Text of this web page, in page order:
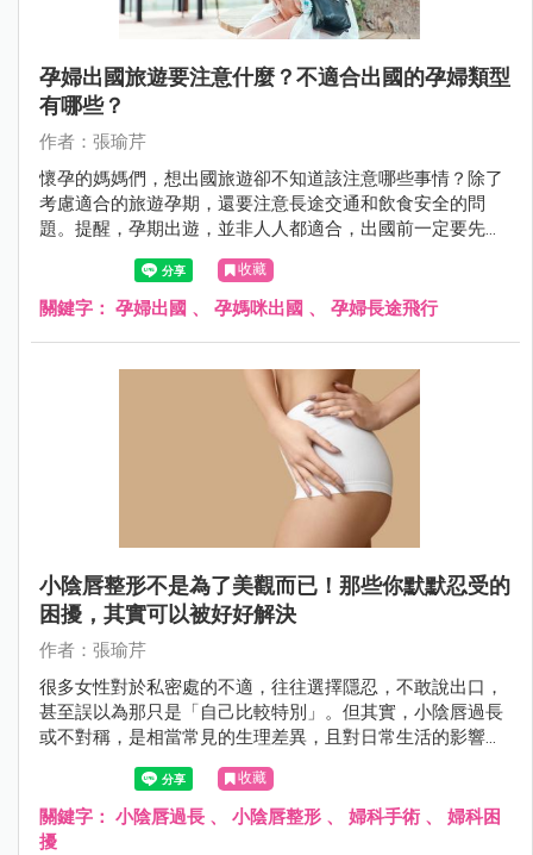
孕婦出國旅遊要注意什麼？不適合出國的孕婦類型
有哪些？
作者：張瑜芹
懷孕的媽媽們，想出國旅遊卻不知道該注意哪些事情？除了
考慮適合的旅遊孕期，還要注意長途交通和飲食安全的問
題。提醒，孕期出遊，並非人人都適合，出國前一定要先請
醫師評估自己的狀況是否適合出國，母胎安全才應為首要考
量。萬一在國外發生身體不適要緊急就醫，又該準備哪些東
西？孕婦出國需要帶媽媽手冊嗎？這篇文章由婦產科張瑜芹
收藏
關鍵字： 孕婦出國 、 孕媽咪出國 、 孕婦長途飛行
小陰唇整形不是為了美觀而已！那些你默默忍受的
困擾，其實可以被好好解決
作者：張瑜芹
很多女性對於私密處的不適，往往選擇隱忍，不敢說出口，
甚至誤以為那只是「自己比較特別」。但其實，小陰唇過長
或不對稱，是相當常見的生理差異，且對日常生活的影響，
遠比想像中更真實——從運動摩擦的不適、穿著受限，到清
潔困難甚至影響親密關係，都可能悄悄累積成長期壓力。
收藏
關鍵字： 小陰唇過長 、 小陰唇整形 、 婦科手術 、 婦科困
擾